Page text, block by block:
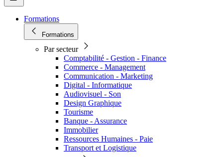
Formations
Formations
Par secteur
Comptabilité - Gestion - Finance
Commerce - Management
Communication - Marketing
Digital - Informatique
Audiovisuel - Son
Design Graphique
Tourisme
Banque - Assurance
Immobilier
Ressources Humaines - Paie
Transport et Logistique